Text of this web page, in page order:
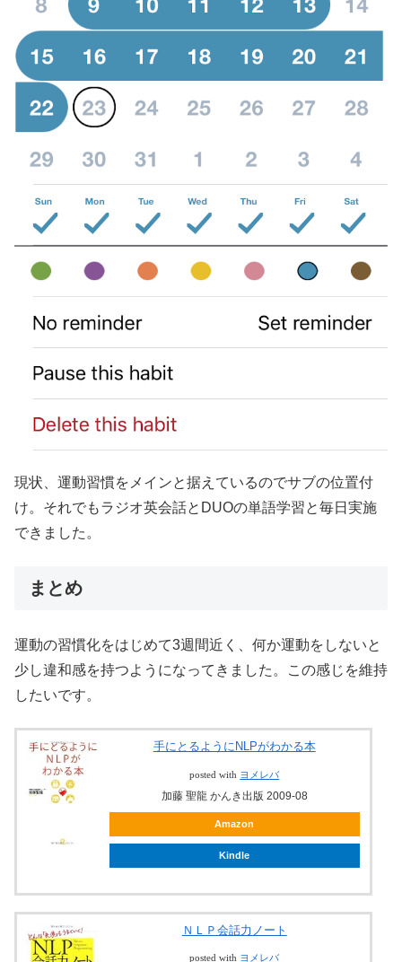
現状、運動習慣をメインと据えているのでサブの位置付
け。それでもラジオ英会話とDUOの単語学習と毎日実施
できました。
まとめ
運動の習慣化をはじめて3週間近く、何か運動をしないと
少し違和感を持つようになってきました。この感じを維持
したいです。
手にとるようにNLPがわかる本
posted with ヨメレバ
加藤 聖龍 かんき出版 2009-08
Amazon
Kindle
ＮＬＰ会話力ノート
posted with ヨメレバ